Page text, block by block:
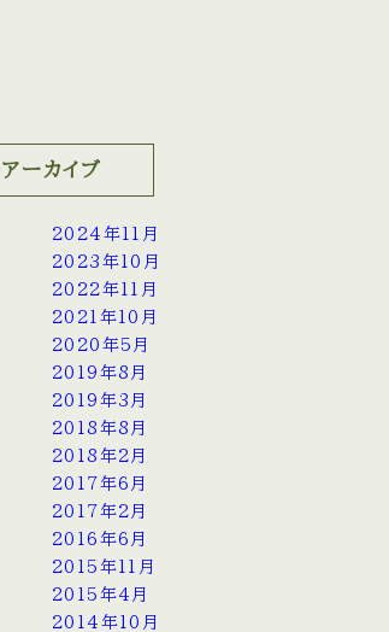
アーカイブ
2024年11月
2023年10月
2022年11月
2021年10月
2020年5月
2019年8月
2019年3月
2018年8月
2018年2月
2017年6月
2017年2月
2016年6月
2015年11月
2015年4月
2014年10月